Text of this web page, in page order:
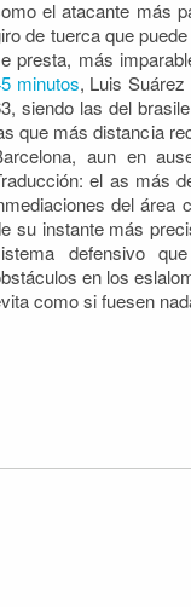
el atacante más
de tuerca que
presta, más
minutos, Luis
siendo las del
que más distancia
aun en
el as más
del área
su instante más
defensivo
en los
como si fuesen